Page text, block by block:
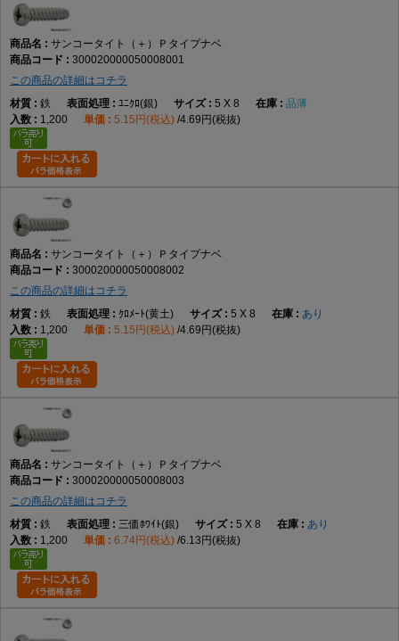
サンコータイト（＋）Ｐタイプナベ
300020000050008001
この商品の詳細はコチラ
鉄
ﾕﾆｸﾛ(銀) 5 X 8
品薄
1,200
5.15円(税込) 4.69円(税抜)
サンコータイト（＋）Ｐタイプナベ
300020000050008002
この商品の詳細はコチラ
鉄
ｸﾛﾒｰﾄ(黄土) 5 X 8
あり
1,200
5.15円(税込) 4.69円(税抜)
サンコータイト（＋）Ｐタイプナベ
300020000050008003
この商品の詳細はコチラ
鉄
三価ﾎﾜｲﾄ(銀) 5 X 8
あり
1,200
6.74円(税込) 6.13円(税抜)